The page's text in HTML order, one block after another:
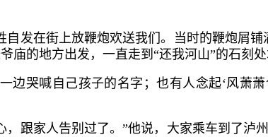
发在街上放鞭炮欢送我们。当时的鞭炮屑铺
庙的地方出发，一直走到“还我河山”的石刻处
边哭喊自己孩子的名字；也有人念起‘风萧
跟家人告别过了。”他说，大家乘车到了泸